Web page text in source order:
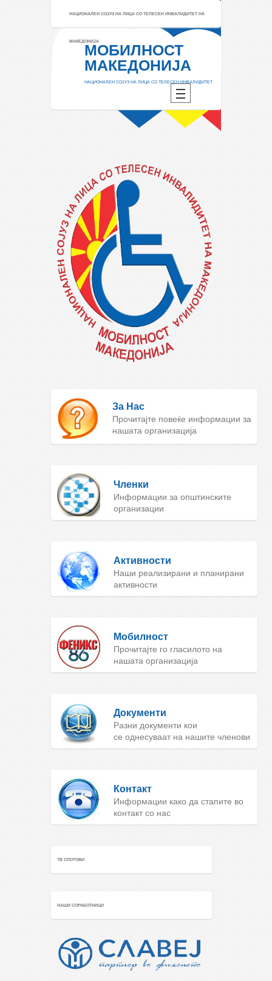
НАЦИОНАЛЕН СОЈУЗ НА ЛИЦА СО ТЕЛЕСЕН ИНВАЛИДИТЕТ НА
МАКЕДОНИЈА
МОБИЛНОСТ
МАКЕДОНИЈА
НАЦИОНАЛЕН СОЈУЗ НА ЛИЦА СО ТЕЛЕСЕН ИНВАЛИДИТЕТ
За Нас
Прочитајте повеќе информации за
нашата организација
Членки
Информации за општинските
организации
Активности
Наши реализирани и планирани
активности
Мобилност
Прочитајте го гласилото на
нашата организација
Документи
Разни документи кои
се однесуваат на нашите членови
Контакт
Информации како да стапите во
контакт со нас
ТВ СПОТОВИ
НАШИ СОРАБОТНИЦИ